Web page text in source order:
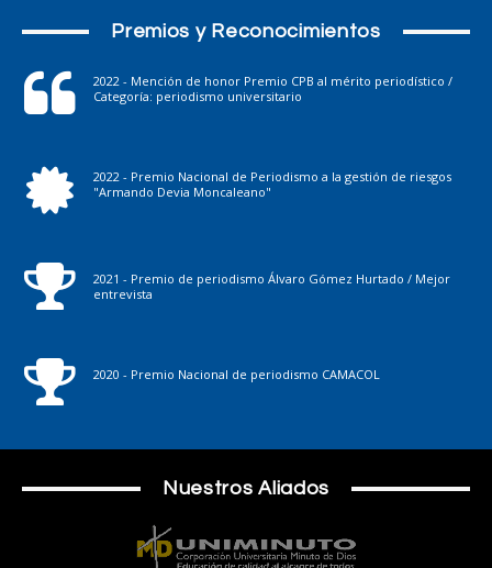
Premios y Reconocimientos
2022 - Mención de honor Premio CPB al mérito periodístico /
Categoría: periodismo universitario
2022 - Premio Nacional de Periodismo a la gestión de riesgos
"Armando Devia Moncaleano"
2021 - Premio de periodismo Álvaro Gómez Hurtado / Mejor
entrevista
2020 - Premio Nacional de periodismo CAMACOL
Nuestros Aliados